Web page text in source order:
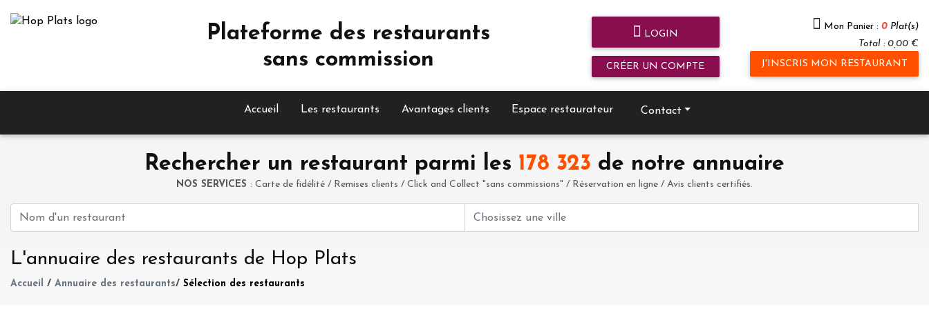
Plateforme des restaurants
sans commission
LOGIN
CRÉER UN COMPTE
Mon Panier : 0 Plat(s)
Total : 0,00 €
J'INSCRIS MON RESTAURANT
Accueil Les restaurants Avantages clients Espace restaurateur Contact
Rechercher un restaurant parmi les 178 323 de notre annuaire
NOS SERVICES : Carte de fidélité / Remises clients / Click and Collect "sans commissions" / Réservation en ligne / Avis clients certifiés.
L'annuaire des restaurants de Hop Plats
Accueil / Annuaire des restaurants/ Sélection des restaurants